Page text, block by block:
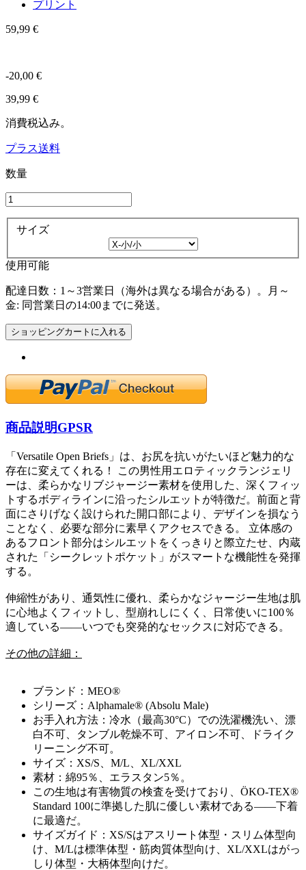
プリント
59,99 €
-20,00 €
39,99 €
消費税込み。
プラス送料
数量
サイズ
使用可能
配達日数：1～3営業日（海外は異なる場合がある）。月～
金: 同営業日の14:00までに発送。
ショッピングカートに入れる
商品説明GPSR
「Versatile Open Briefs」は、お尻を抗いがたいほど魅力的な
存在に変えてくれる！ この男性用エロティックランジェリ
ーは、柔らかなリブジャージー素材を使用した、深くフィッ
トするボディラインに沿ったシルエットが特徴だ。前面と背
面にさりげなく設けられた開口部により、デザインを損なう
ことなく、必要な部分に素早くアクセスできる。 立体感の
あるフロント部分はシルエットをくっきりと際立たせ、内蔵
された「シークレットポケット」がスマートな機能性を発揮
する。
伸縮性があり、通気性に優れ、柔らかなジャージー生地は肌
に心地よくフィットし、型崩れしにくく、日常使いに100％
適している――いつでも突発的なセックスに対応できる。
その他の詳細：
ブランド：MEO®
シリーズ：Alphamale® (Absolu Male)
お手入れ方法：冷水（最高30°C）での洗濯機洗い、漂
白不可、タンブル乾燥不可、アイロン不可、ドライク
リーニング不可。
サイズ：XS/S、M/L、XL/XXL
素材：綿95％、エラスタン5％。
この生地は有害物質の検査を受けており、ÖKO-TEX®
Standard 100に準拠した肌に優しい素材である――下着
に最適だ。
サイズガイド：XS/Sはアスリート体型・スリム体型向
け、M/Lは標準体型・筋肉質体型向け、XL/XXLはがっ
しり体型・大柄体型向けだ。